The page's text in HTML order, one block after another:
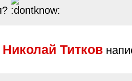
Николай Титков